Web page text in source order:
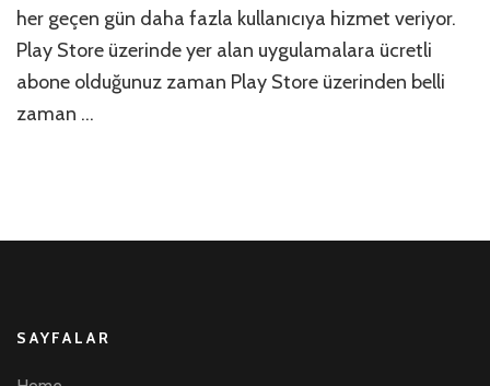
her geçen gün daha fazla kullanıcıya hizmet veriyor.
Play Store üzerinde yer alan uygulamalara ücretli
abone olduğunuz zaman Play Store üzerinden belli
zaman …
SAYFALAR